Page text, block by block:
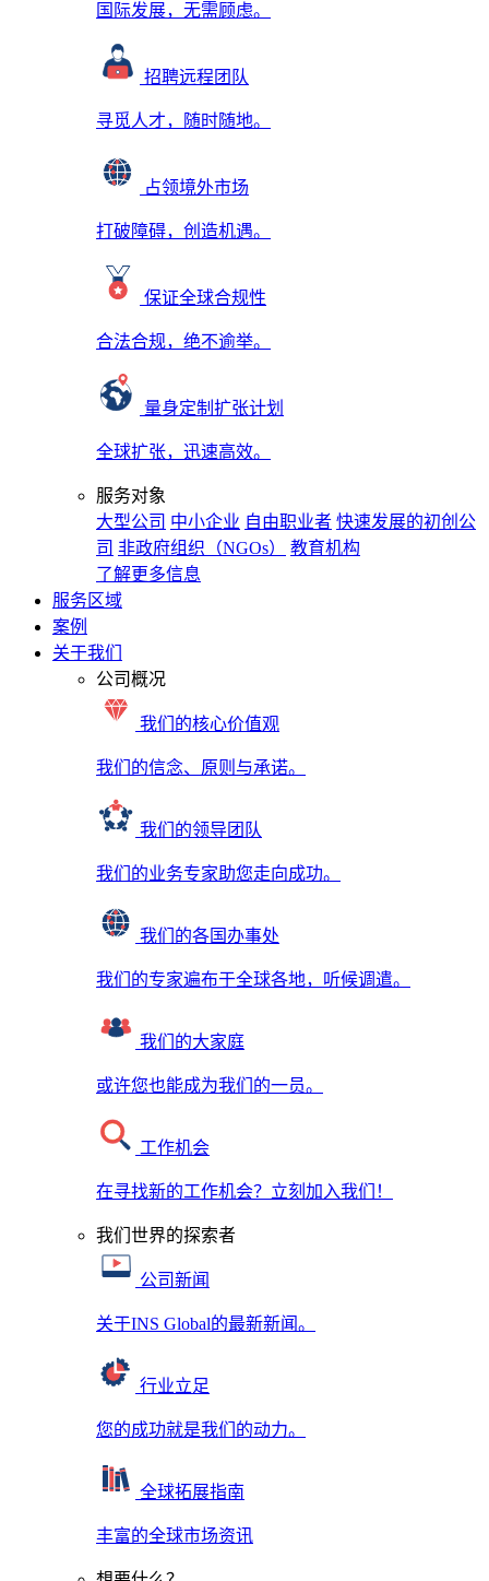
国际发展，无需顾虑。
招聘远程团队
寻觅人才，随时随地。
占领境外市场
打破障碍，创造机遇。
保证全球合规性
合法合规，绝不逾举。
量身定制扩张计划
全球扩张，迅速高效。
服务对象
大型公司 中小企业 自由职业者 快速发展的初创公
司 非政府组织（NGOs）
教育机构
了解更多信息
服务区域
案例
关于我们
公司概况
我们的核心价值观
我们的信念、原则与承诺。
我们的领导团队
我们的业务专家助您走向成功。
我们的各国办事处
我们的专家遍布于全球各地，听候调遣。
我们的大家庭
或许您也能成为我们的一员。
工作机会
在寻找新的工作机会？立刻加入我们！
我们世界的探索者
公司新闻
关于INS Global的最新新闻。
行业立足
您的成功就是我们的动力。
全球拓展指南
丰富的全球市场资讯